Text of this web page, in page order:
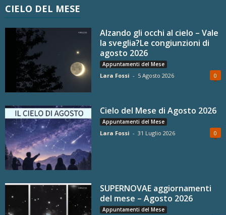
CIELO DEL MESE
Alzando gli occhi al cielo – Vale
la sveglia?Le congiunzioni di
agosto 2026
Appuntamenti del Mese
Lara Fossi - 5 Agosto 2026 0
Cielo del Mese di Agosto 2026
Appuntamenti del Mese
Lara Fossi - 31 Luglio 2026 0
SUPERNOVAE aggiornamenti
del mese – Agosto 2026
Appuntamenti del Mese